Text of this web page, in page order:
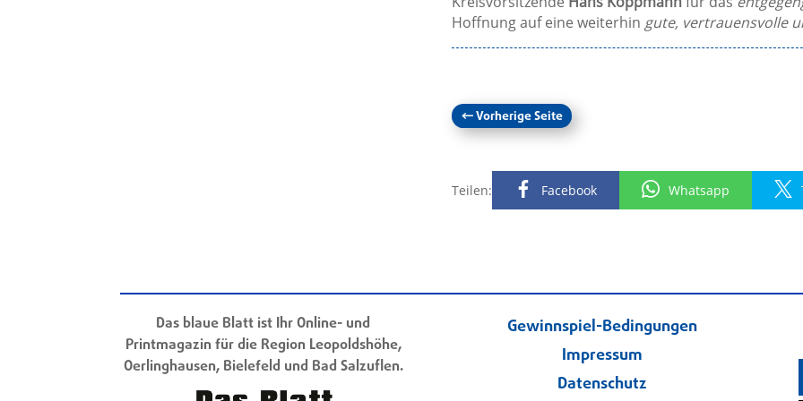
Hoffnung auf eine weiterhin gute, vertrauensvolle
←Vorherige Seite
Teilen: Facebook Whatsapp
Das blaue Blatt ist Ihr Online- und
Printmagazin für die Region Leopoldshöhe,
Oerlinghausen, Bielefeld und Bad Salzuflen.
Gewinnspiel-Bedingungen
Impressum
Datenschutz